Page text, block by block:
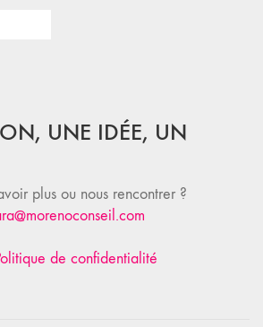
UNE IDÉE, UN
plus ou nous rencontrer ?
de confidentialité